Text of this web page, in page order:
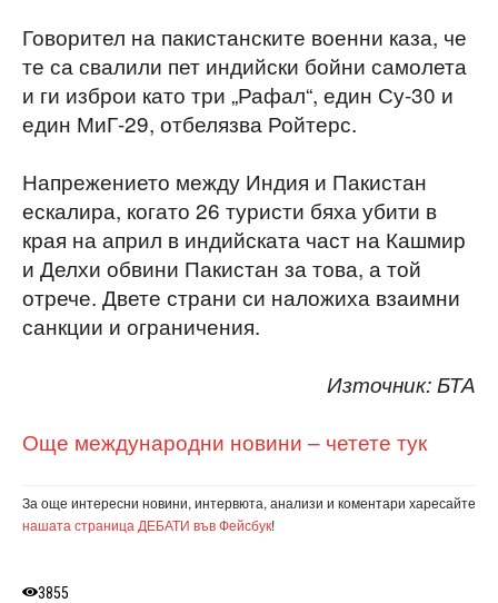
Говорител на пакистанските военни каза, че
те са свалили пет индийски бойни самолета
и ги изброи като три „Рафал“, един Су-30 и
един МиГ-29, отбелязва Ройтерс.
Напрежението между Индия и Пакистан
ескалира, когато 26 туристи бяха убити в
края на април в индийската част на Кашмир
и Делхи обвини Пакистан за това, а той
отрече. Двете страни си наложиха взаимни
санкции и ограничения.
Източник: БТА
Още международни новини – четете тук
За още интересни новини, интервюта, анализи и коментари харесайте
нашата страница ДЕБАТИ във Фейсбук!
3855